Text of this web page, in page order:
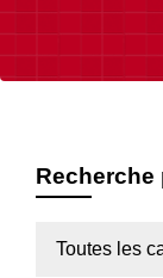
Recherche
Toutes les